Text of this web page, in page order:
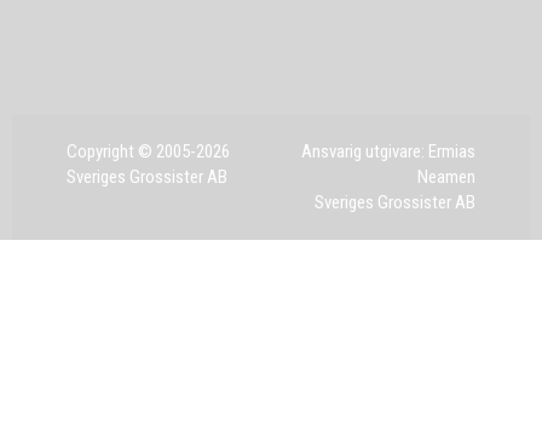
Copyright © 2005-2026
Sveriges Grossister AB
Ansvarig utgivare: Ermias
Neamen
Sveriges Grossister AB